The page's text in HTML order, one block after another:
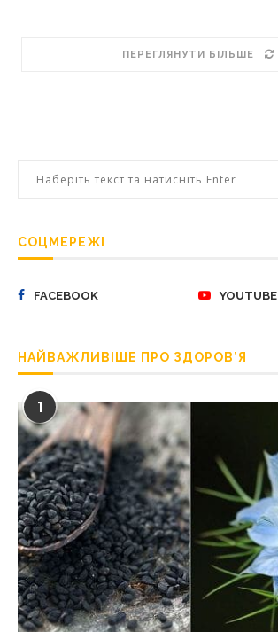
ПЕРЕГЛЯНУТИ БІЛЬШЕ
СОЦМЕРЕЖІ
FACEBOOK YOUTUBE
НАЙВАЖЛИВІШЕ ПРО ЗДОРОВ’Я
1